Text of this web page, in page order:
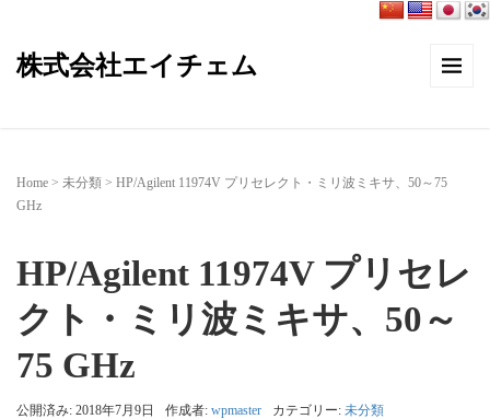
株式会社エイチェム
Home > 未分類 > HP/Agilent 11974V プリセレクト・ミリ波ミキサ、50～75
GHz
HP/Agilent 11974V プリセレ
クト・ミリ波ミキサ、50～
75 GHz
公開済み: 2018年7月9日 作成者: wpmaster カテゴリー: 未分類